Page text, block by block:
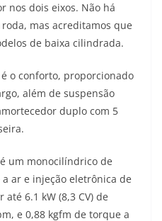
nos dois eixos. Não há
mas acreditamos que
de baixa cilindrada.
o conforto, proporcionado
além de suspensão
duplo com 5
é um monocilíndrico de
ar e injeção eletrônica de
6.1 kW (8,3 CV) de
e 0,88 kgfm de torque a